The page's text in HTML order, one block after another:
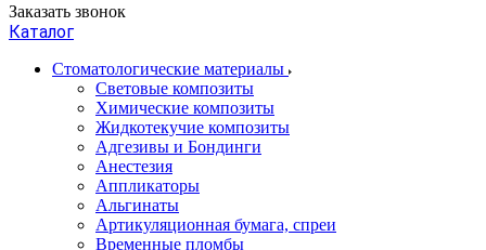
Заказать звонок
Каталог
Стоматологические материалы
Световые композиты
Химические композиты
Жидкотекучие композиты
Адгезивы и Бондинги
Анестезия
Аппликаторы
Альгинаты
Артикуляционная бумага, спреи
Временные пломбы